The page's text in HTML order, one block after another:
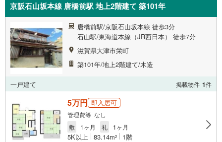
京阪石山坂本線 唐橋前駅 地上2階建て 築101年
唐橋前駅/京阪石山坂本線 徒歩3分
石山駅/東海道本線（JR西日本） 徒歩7分
滋賀県大津市栄町
築101年/地上2階建て/木造
一戸建て 掲載物件 1件
5万円 即入居可
管理費等 なし
敷
1ヶ月 礼 1ヶ月
5K以上 83.14m2 1階